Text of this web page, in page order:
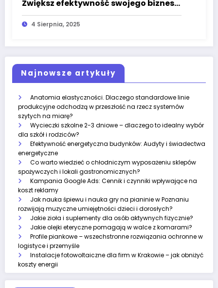
Zwiększ efektywność swojego biznesu
z ASL
4 Sierpnia, 2025
Najnowsze artykuły
Anatomia elastyczności. Dlaczego standardowe linie
produkcyjne odchodzą w przeszłość na rzecz systemów
szytych na miarę?
Wycieczki szkolne 2-3 dniowe – dlaczego to idealny wybór
dla szkół i rodziców?
Efektywność energetyczna budynków: Audyty i świadectwa
energetyczne
Co warto wiedzieć o chłodniczym wyposażeniu sklepów
spożywczych i lokali gastronomicznych?
Kampania Google Ads: Cennik i czynniki wpływające na
koszt reklamy
Jak nauka śpiewu i nauka gry na pianinie w Poznaniu
rozwijają muzyczne umiejętności dzieci i dorosłych?
Jakie zioła i suplementy dla osób aktywnych fizycznie?
Jakie olejki eteryczne pomagają w walce z komarami?
Profile piankowe – wszechstronne rozwiązania ochronne w
logistyce i przemyśle
Instalacje fotowoltaiczne dla firm w Krakowie – jak obniżyć
koszty energii